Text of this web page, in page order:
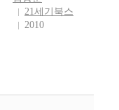
21세기북스
2010